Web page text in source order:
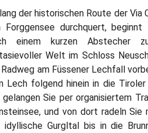
der historischen Route der Via
Forggensee durchquert, beginnt
einem kurzen Abstecher
Welt im Schloss
am Füssener Lechfall
Lech folgend hinein in die
gelangen Sie per organisiertem
und von dort radeln Sie
idyllische Gurgltal bis in die